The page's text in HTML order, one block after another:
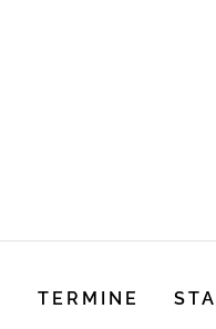
TERMINE